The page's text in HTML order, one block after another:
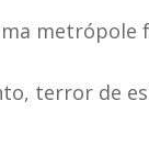
metrópole
terror de